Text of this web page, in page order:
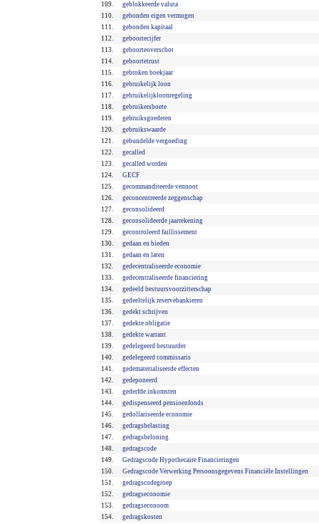
109.
geblokkeerde valuta
110.
gebonden eigen vermogen
111.
gebonden kapitaal
112.
geboortecijfer
113.
geboorteoverschot
114.
geboortetrust
115.
gebroken boekjaar
116.
gebruikelijk loon
117.
gebruikelijkloonregeling
118.
gebruikersboete
119.
gebruiksgoederen
120.
gebruikswaarde
121.
gebundelde vergoeding
122.
gecalled
123.
gecalled worden
124.
GECF
125.
gecommanditeerde vennoot
126.
geconcentreerde zeggenschap
127.
geconsolideerd
128.
geconsolideerde jaarrekening
129.
gecontroleerd faillissement
130.
gedaan en bieden
131.
gedaan en laten
132.
gedecentraliseerde economie
133.
gedecentraliseerde financiering
134.
gedeeld bestuursvoorzitterschap
135.
gedeeltelijk reservebankieren
136.
gedekt schrijven
137.
gedekte obligatie
138.
gedekte warrant
139.
gedelegeerd bestuurder
140.
gedelegeerd commissaris
141.
gedematerialiseerde effecten
142.
gedeponeerd
143.
gederfde inkomsten
144.
gedispenseerd pensioenfonds
145.
gedollariseerde economie
146.
gedragsbelasting
147.
gedragsbeloning
148.
gedragscode
149.
Gedragscode Hypothecaire Financieringen
150.
Gedragscode Verwerking Persoonsgegevens Financiële Instellingen
151.
gedragscodegroep
152.
gedragseconomie
153.
gedragseconoom
154.
gedragskosten